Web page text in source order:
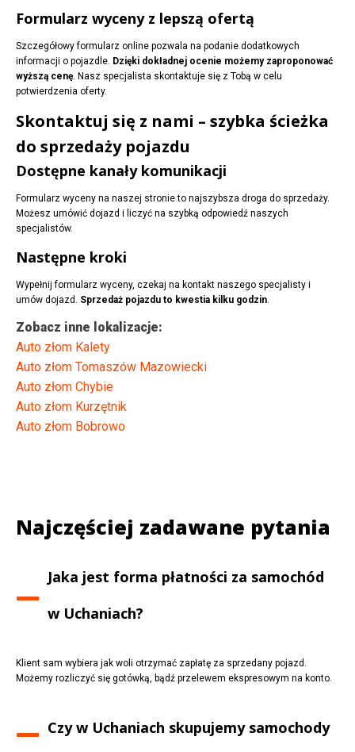
Formularz wyceny z lepszą ofertą
Szczegółowy formularz online pozwala na podanie dodatkowych
informacji o pojazdle. Dzięki dokładnej ocenie możemy zaproponować
wyższą cenę. Nasz specjalista skontaktuje się z Tobą w celu
potwierdzenia oferty.
Skontaktuj się z nami – szybka ścieżka
do sprzedaży pojazdu
Dostępne kanały komunikacji
Formularz wyceny na naszej stronie to najszybsza droga do sprzedaży.
Możesz umówić dojazd i liczyć na szybką odpowiedź naszych
specjalistów.
Następne kroki
Wypełnij formularz wyceny, czekaj na kontakt naszego specjalisty i
umów dojazd. Sprzedaż pojazdu to kwestia kilku godzin.
Zobacz inne lokalizacje:
Auto złom Kalety
Auto złom Tomaszów Mazowiecki
Auto złom Chybie
Auto złom Kurzętnik
Auto złom Bobrowo
Najczęściej zadawane pytania
Jaka jest forma płatności za samochód
w Uchaniach?
Klient sam wybiera jak woli otrzymać zapłatę za sprzedany pojazd.
Możemy rozliczyć się gotówką, bądź przelewem ekspresowym na konto.
Czy w Uchaniach skupujemy samochody